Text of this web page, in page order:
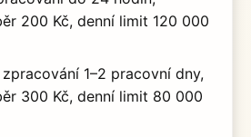
200 Kč, denní limit 120 000
1–2 pracovní dny,
300 Kč, denní limit 80 000